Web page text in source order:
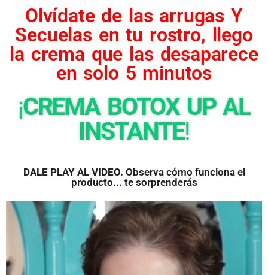
Olvídate de las arrugas Y
Secuelas en tu rostro, llego
la crema que las desaparece
en solo 5 minutos
¡CREMA BOTOX UP AL
INSTANTE!
DALE PLAY AL VIDEO. Observa cómo funciona el
producto... te sorprenderás